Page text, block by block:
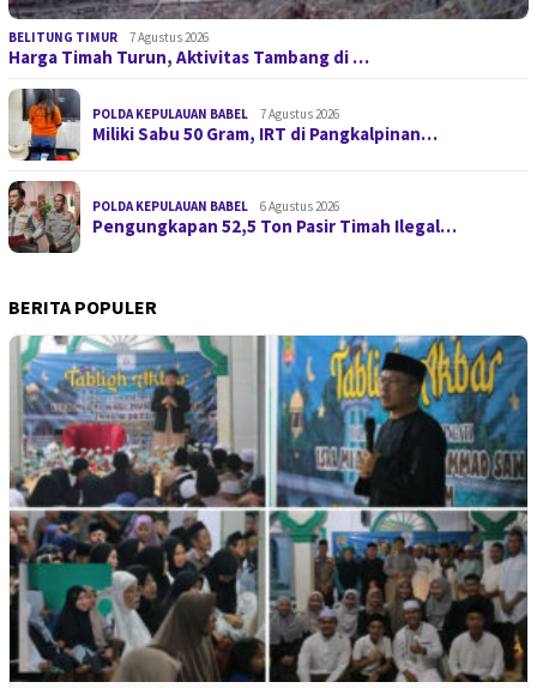
BELITUNG TIMUR 7 Agustus 2026
Harga Timah Turun, Aktivitas Tambang di …
POLDA KEPULAUAN BABEL 7 Agustus 2026
Miliki Sabu 50 Gram, IRT di Pangkalpinan…
POLDA KEPULAUAN BABEL 6 Agustus 2026
Pengungkapan 52,5 Ton Pasir Timah Ilegal…
BERITA POPULER